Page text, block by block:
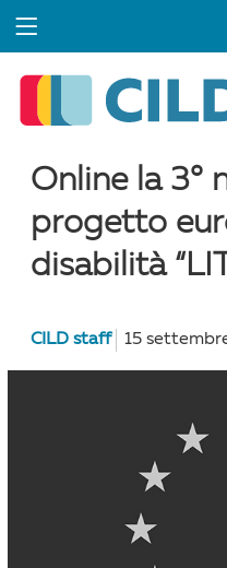
Online la 3°
progetto
disabilità
CILD staff 15